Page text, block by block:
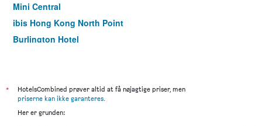
Mini Central
ibis Hong Kong North Point
Burlington Hotel
Noah's Ark Resort
Rambler Garden Hotel
*
HotelsCombined prøver altid at få nøjagtige priser, men
priserne kan ikke garanteres.
Her er grunden: